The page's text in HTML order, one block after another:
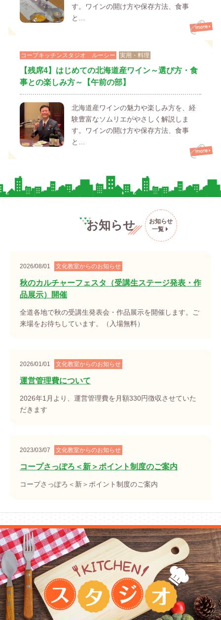
す。ワインの開け方や保存方法、食事
と…
コープキッチンスタジオ ルーシー 実用・料理
【残席4】はじめての北海道産ワイン～選び方・食
事との楽しみ方～【午前の部】
北海道産ワインの魅力や楽しみ方を、経
験豊富なソムリエがやさしく解説しま
す。ワインの開け方や保存方法、食事
と…
お知らせ
お知らせ
一覧
2026/08/01 文化教室からのお知らせ
秋のカルチャーフェスタ（受講生ステージ発表・作
品展示）開催
全道各地で秋の受講生発表会・作品展示を開催します。ご
来場をお待ちしています。（入場無料）
2026/01/01 文化教室からのお知らせ
運営管理費について
2026年1月より、運営管理費を月額330円徴収させていた
だきます
2023/03/07 文化教室からのお知らせ
コープさっぽろ＜新＞ポイント制度のご案内
コープさっぽろ＜新＞ポイント制度のご案内